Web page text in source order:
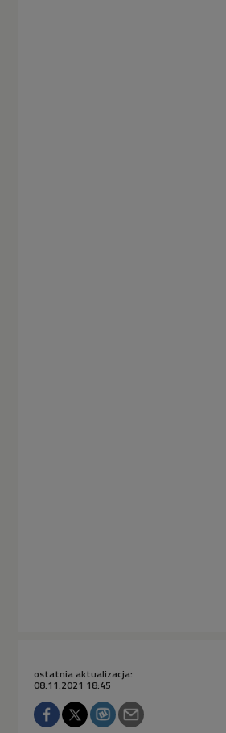
ostatnia aktualizacja:
08.11.2021 18:45